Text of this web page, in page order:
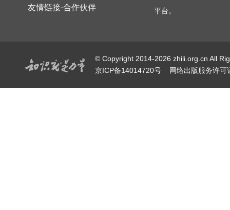
友情链接·合作伙伴
平台。
© Copyright 2014-2026 zhili.org.cn All
京ICP备14014720号
网络出版服务许可